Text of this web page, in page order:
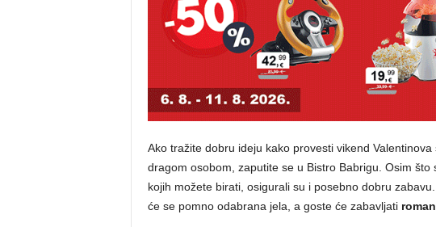
Ako tražite dobru ideju kako provesti vikend
dragom osobom, zaputite se u Bistro Babrigu. Osim što
kojih možete birati, osigurali su i posebno dobru
će se pomno odabrana jela, a goste će zabavljati